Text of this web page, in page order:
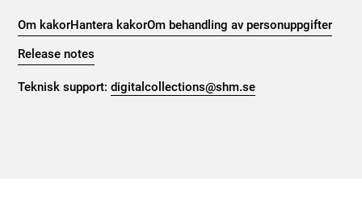
Om kakorHantera kakorOm behandling av personuppgifter
Release notes
Teknisk support:digitalcollections@shm.se